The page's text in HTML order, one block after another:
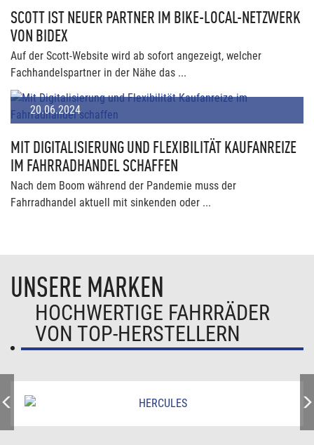
SCOTT IST NEUER PARTNER IM BIKE-LOCAL-NETZWERK
VON BIDEX
Auf der Scott-Website wird ab sofort angezeigt, welcher
Fachhandelspartner in der Nähe das ...
20.06.2024
MIT DIGITALISIERUNG UND FLEXIBILITÄT KAUFANREIZE
IM FAHRRADHANDEL SCHAFFEN
Nach dem Boom während der Pandemie muss der
Fahrradhandel aktuell mit sinkenden oder ...
UNSERE MARKEN
HOCHWERTIGE FAHRRÄDER
VON TOP-HERSTELLERN